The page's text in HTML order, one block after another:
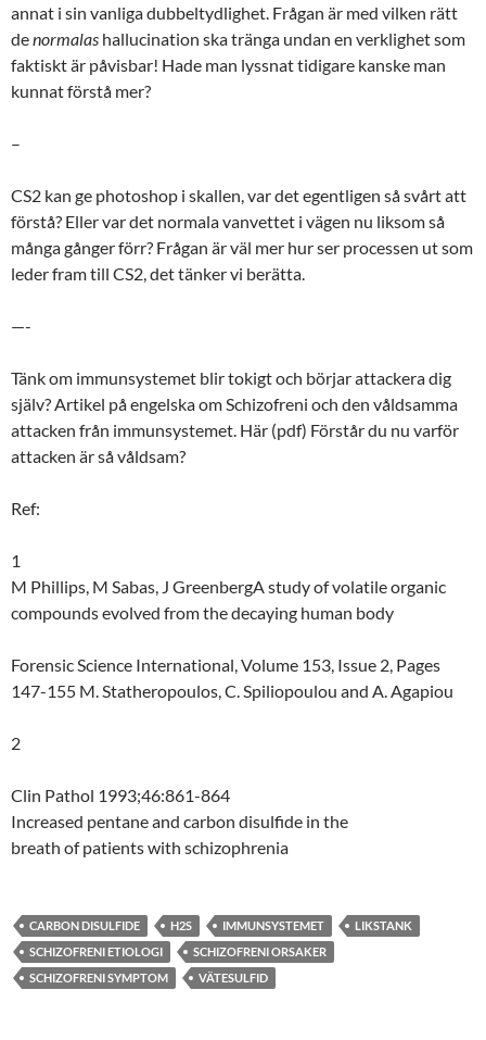
annat i sin vanliga dubbeltydlighet. Frågan är med vilken rätt
denormalas hallucination ska tränga undan en verklighet som
faktiskt är påvisbar! Hade man lyssnat tidigare kanske man
kunnat förstå mer?
–
CS2 kan ge photoshop i skallen, var det egentligen så svårt att
förstå? Eller var det normala vanvettet i vägen nu liksom så
många gånger förr? Frågan är väl mer hur ser processen ut som
leder fram till CS2, det tänker vi berätta.
—-
Tänk om immunsystemet blir tokigt och börjar attackera dig
själv? Artikel på engelska om Schizofreni och den våldsamma
attacken från immunsystemet. Här (pdf) Förstår du nu varför
attacken är så våldsam?
Ref:
1
M Phillips, M Sabas, J GreenbergA study of volatile organic
compounds evolved from the decaying human body
Forensic Science International, Volume 153, Issue 2, Pages
147-155 M. Statheropoulos, C. Spiliopoulou and A. Agapiou
2
Clin Pathol 1993;46:861-864
Increased pentane and carbon disulfide in the
breath of patients with schizophrenia
CARBON DISULFIDE H2S IMMUNSYSTEMET
LIKSTANK
SCHIZOFRENI ETIOLOGI
SCHIZOFRENI ORSAKER
SCHIZOFRENI SYMPTOM
VÄTESULFID